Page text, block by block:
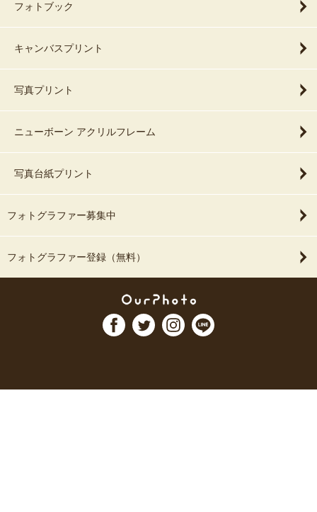
フォトブック
キャンバスプリント
写真プリント
ニューボーン アクリルフレーム
写真台紙プリント
フォトグラファー募集中
フォトグラファー登録（無料）